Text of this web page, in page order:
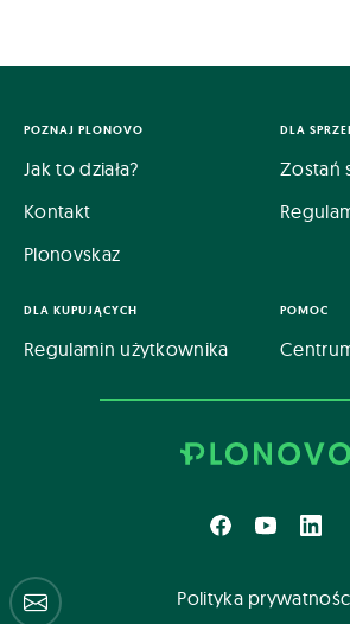
POZNAJ PLONOVO
Jak to działa?
Kontakt
Plonovskaz
DLA
Zostań
DLA KUPUJĄCYCH
Regulamin użytkownika
POMOC
Polityka
Centrum pomocy